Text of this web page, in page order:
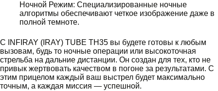
Ночной Режим: Специализированные ночные
алгоритмы обеспечивают четкое изображение даже в
полной темноте.
С INFIRAY (IRAY) TUBE TH35 вы будете готовы к любым
вызовам, будь то ночные операции или высокоточная
стрельба на дальние дистанции. Он создан для тех, кто не
привык жертвовать качеством в погоне за результатами. С
этим прицелом каждый ваш выстрел будет максимально
точным, а каждая миссия — успешной.